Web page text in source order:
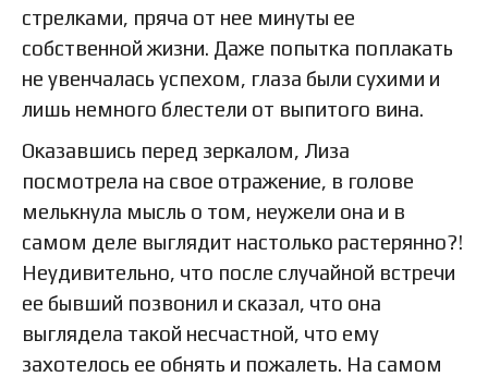
стрелками, пряча от нее минуты ее
собственной жизни. Даже попытка поплакать
не увенчалась успехом, глаза были сухими и
лишь немного блестели от выпитого вина.
Оказавшись перед зеркалом, Лиза
посмотрела на свое отражение, в голове
мелькнула мысль о том, неужели она и в
самом деле выглядит настолько растерянно?!
Неудивительно, что после случайной встречи
ее бывший позвонил и сказал, что она
выглядела такой несчастной, что ему
захотелось ее обнять и пожалеть. На самом